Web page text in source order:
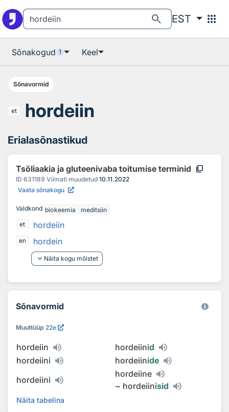
search EST apps
Sõnakogud 1 Keel
Sõnavormid
et hordeiin
Erialasõnastikud
Tsöliaakia ja gluteenivaba toitumise terminid content_copy
ID 631189 Viimati muudetud 10.11.2022
Vaata sõnakogu
Valdkond biokeemia
meditsiin
et
hordeiin
en
hordein
keyboard_arrow_down Näita kogu mõistet
Sõnavormid
Muuttüüp 22e
hordeiin hordeiinid
hordeiini
hordeiinide
hordeiini
hordeiine
~ hordeiinisid
Näita tabelina